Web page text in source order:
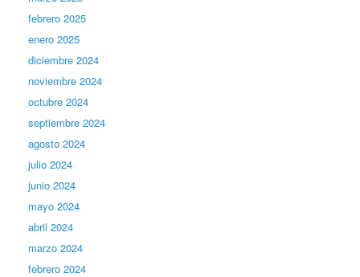
febrero 2025
enero 2025
diciembre 2024
noviembre 2024
octubre 2024
septiembre 2024
agosto 2024
julio 2024
junio 2024
mayo 2024
abril 2024
marzo 2024
febrero 2024